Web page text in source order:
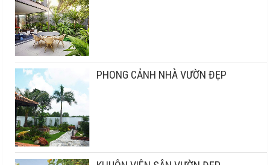
PHONG CẢNH NHÀ VƯỜN ĐẸP